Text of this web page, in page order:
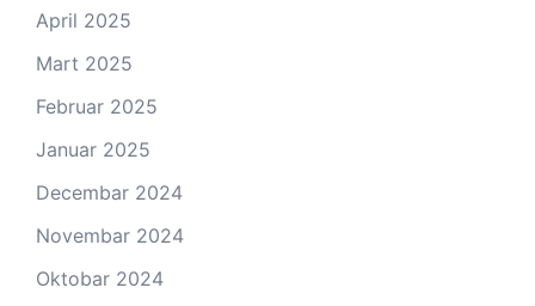
April 2025
Mart 2025
Februar 2025
Januar 2025
Decembar 2024
Novembar 2024
Oktobar 2024